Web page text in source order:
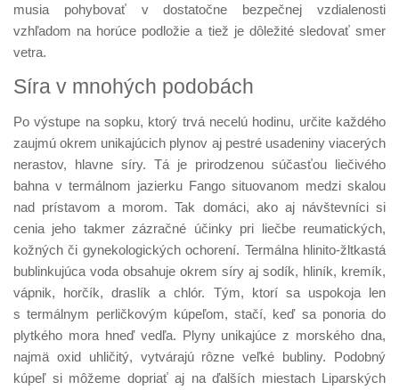
musia pohybovať v dostatočne bezpečnej vzdialenosti
vzhľadom na horúce podložie a tiež je dôležité sledovať smer
vetra.
Síra v mnohých podobách
Po výstupe na sopku, ktorý trvá necelú hodinu, určite každého
zaujmú okrem unikajúcich plynov aj pestré usadeniny viacerých
nerastov, hlavne síry. Tá je prirodzenou súčasťou liečivého
bahna v termálnom jazierku Fango situo­vanom medzi skalou
nad prístavom a morom. Tak domáci, ako aj návštevníci si
cenia jeho takmer zázračné účinky pri liečbe reumatických,
kožných či gynekologických ochorení. Termálna hlinito-žlt­kastá
bublinkujúca voda obsahuje okrem síry aj sodík, hliník, kremík,
vápnik, horčík, draslík a chlór. Tým, ktorí sa uspokoja len
s termálnym perličkovým kúpeľom, stačí, keď sa ponoria do
plytkého mora hneď vedľa. Plyny unikajúce z morského dna,
najmä oxid uhličitý, vytvárajú rôzne veľké bubliny. Podobný
kúpeľ si môžeme dopriať aj na ďalších miestach Liparských